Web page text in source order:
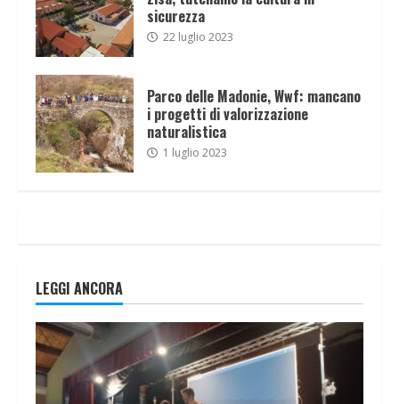
sicurezza
22 luglio 2023
Parco delle Madonie, Wwf: mancano
i progetti di valorizzazione
naturalistica
1 luglio 2023
LEGGI ANCORA